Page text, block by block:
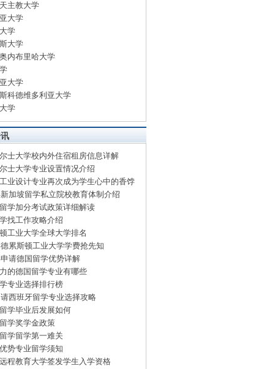
主教大学
大学
学
大学
内布里哈大学
大学
科德维多利亚大学
学
士大学校内外住宿租房信息详解
士大学专业设置情况介绍
业设计专业再次成为学生心中的香饽
加坡留学私立院校教育体制介绍
学加分考试政策详细解读
找工作攻略介绍
工业大学全球大学排名
累斯顿工业大学学费抢先知
请德国留学优势详解
的德国留学专业有哪些
专业选择排行榜
西班牙留学专业选择攻略
学毕业后发展如何
学奖学金政策
学留学第一难关
势专业留学须知
程教育大学签发学生入学资格